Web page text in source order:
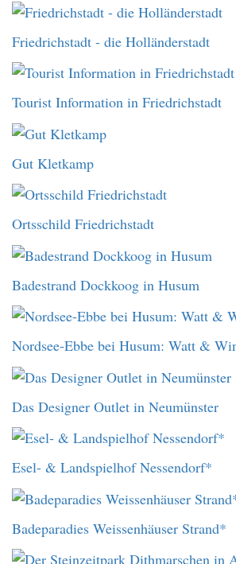
Friedrichstadt - die Holländerstadt
Tourist Information in Friedrichstadt
Gut Kletkamp
Ortsschild Friedrichstadt
Badestrand Dockkoog in Husum
Nordsee-Ebbe bei Husum: Watt &
Das Designer Outlet in Neumünster
Esel- & Landspielhof Nessendorf*
Badeparadies Weissenhäuser Strand*